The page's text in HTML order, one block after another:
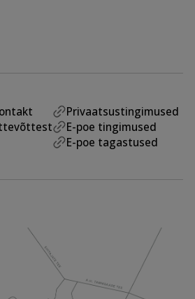
Privaatsustingimused
E-poe tingimused
E-poe tagastused